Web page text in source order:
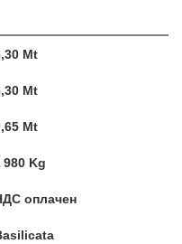
Mt
Mt
Mt
980 Kg
оплачен